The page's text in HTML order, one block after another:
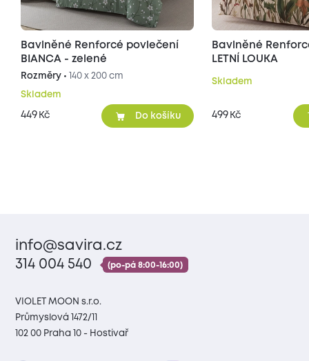
Bavlněné Renforcé povlečení
BIANCA - zelené
Rozměry • 140 x 200 cm
Skladem
449 Kč Do košíku
Bavlněné
LETNÍ LOUKA
Skladem
499 Kč
info@savira.cz
314 004 540
(po-pá 8:00-16:00)
VIOLET MOON s.r.o.
Průmyslová 1472/11
102 00 Praha 10 - Hostivař